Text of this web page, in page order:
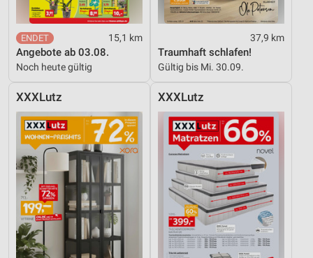
15,1 km
Angebote ab 03.08.
Noch heute gültig
37,9 km
Traumhaft schlafen!
Gültig bis Mi. 30.09.
XXXLutz XXXLutz